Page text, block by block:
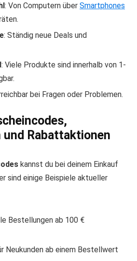
: Von Computern über Smartphones
: Ständig neue Deals und
: Viele Produkte sind innerhalb von 1-
bei Fragen oder Problemen.
und Rabattaktionen
kannst du bei deinem Einkauf
sind einige Beispiele aktueller
Bestellungen ab 100 €
Neukunden ab einem Bestellwert